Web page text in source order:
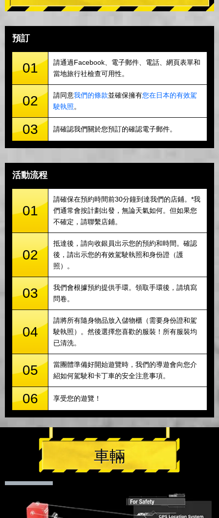
預訂
01
請通過Facebook、電子郵件、電話、網頁表單和
當地旅行社檢查可用性。
02 請同意我們的條款並確保擁有您在日本的有效駕
駛執照。
03 請確認我們關於您預訂的確認電子郵件。
活動流程
01
請確保在預約時間前30分鐘到達我們的店鋪。*我
們通常會按計劃出發，無論天氣如何。但如果您
不確定，請聯繫店鋪。
02
抵達後，請向收銀員出示您的預約和時間。確認
後，請出示您的有效駕駛執照和身份證（護
照）。
03
我們會根據預約提供手環。領取手環後，請填寫
問卷。
04
請將所有隨身物品放入儲物櫃（需要身份證和駕
駛執照）。然後選擇您喜歡的服裝！所有服裝均
已清洗。
05
當團體準備好開始遊覽時，我們的導遊會向您介
紹如何駕駛和卡丁車的安全注意事項。
06 享受您的遊覽！
車輛